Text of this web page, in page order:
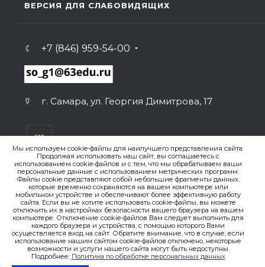
Мы используем cookie-файлы для наилучшего представления сайта.
Продолжая использовать наш сайт, вы соглашаетесь с
использованием cookie-файлов и с тем, что мы обрабатываем ваши
персональные данные с использованием метрических программ.
Файлы cookie представляют собой небольшие фрагменты данных,
которые временно сохраняются на вашем компьютере или
мобильном устройстве и обеспечивают более эффективную работу
сайта. Если вы не хотите использовать cookie-файлы, вы можете
отключить их в настройках безопасности вашего браузера на вашем
компьютере. Отключение cookie-файлов Вам следует выполнить для
каждого браузера и устройства, с помощью которого Вами
осуществляется вход на сайт. Обратите внимание, что в случае, если
использование нашим сайтом cookie-файлов отключено, некоторые
возможности и услуги нашего сайта могут быть недоступны.
Подробнее: Политика по обработке персональных данных
ВЕРСИЯ ДЛЯ СЛАБОВИДЯЩИХ
+7 (846) 959-54-00
г. Самара, ул. Георгия Димитрова, 17
ВЕРСИЯ ДЛЯ ПЕЧАТИ
ПОЛИТИКА КОНФИДЕНЦИАЛЬНОСТИ
© 2007-2026. , ГБОУ СО «Гимназия № 1 (Базовая школа
РАН)»
Создание сайта